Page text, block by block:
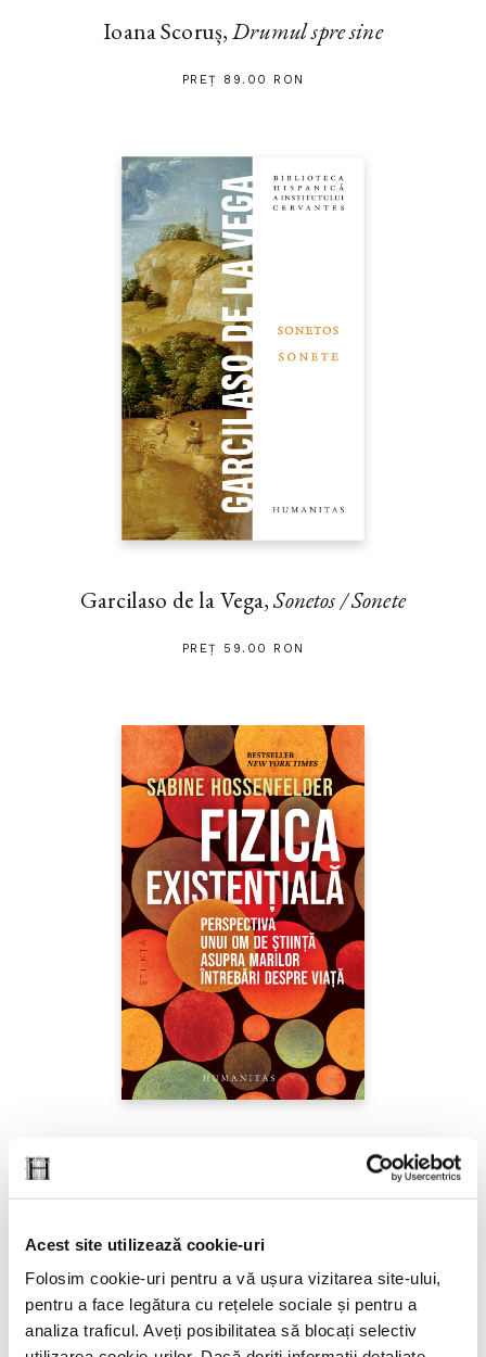
Acest site utilizează cookie-uri
Folosim cookie-uri pentru a vă ușura vizitarea site-ului,
pentru a face legătura cu rețelele sociale și pentru a
analiza traficul. Aveți posibilitatea să blocați selectiv
Ioana Scoruș,Drumul spre sine
PREȚ 89.00 RON
Garcilaso de la Vega,Sonetos / Sonete
PREȚ 59.00 RON
Fizica existenţială